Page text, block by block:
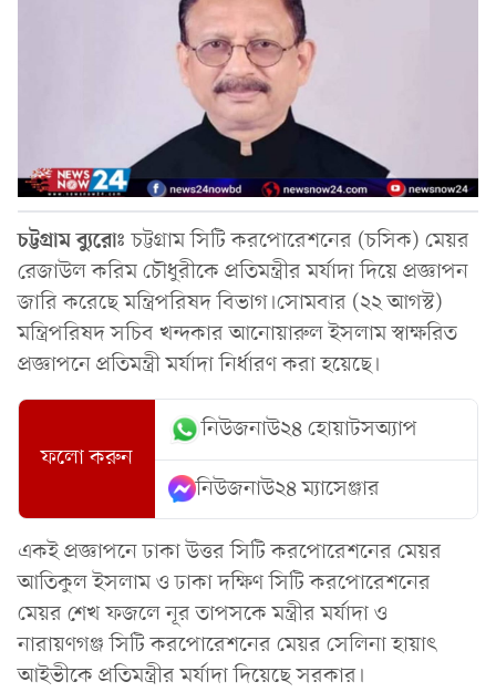
চট্টগ্রামব্যুরোঃ চট্টগ্রাম সিটি করপোরেশনের (চসিক) মেয়র
রেজাউল করিম চৌধুরীকে প্রতিমন্ত্রীর মর্যাদা দিয়ে প্রজ্ঞাপন
জারি করেছে মন্ত্রিপরিষদ বিভাগ।সোমবার (২২ আগস্ট)
মন্ত্রিপরিষদ সচিব খন্দকার আনোয়ারুল ইসলাম স্বাক্ষরিত
প্রজ্ঞাপনে প্রতিমন্ত্রী মর্যাদা নির্ধারণ করা হয়েছে।
ফলো করুন
নিউজনাউ২৪ হোয়াটসঅ্যাপ
নিউজনাউ২৪ ম্যাসেঞ্জার
একই প্রজ্ঞাপনে ঢাকা উত্তর সিটি করপোরেশনের মেয়র
আতিকুল ইসলাম ও ঢাকা দক্ষিণ সিটি করপোরেশনের
মেয়র শেখ ফজলে নূর তাপসকে মন্ত্রীর মর্যাদা ও
নারায়ণগঞ্জ সিটি করপোরেশনের মেয়র সেলিনা হায়াৎ
আইভীকে প্রতিমন্ত্রীর মর্যাদা দিয়েছে সরকার।